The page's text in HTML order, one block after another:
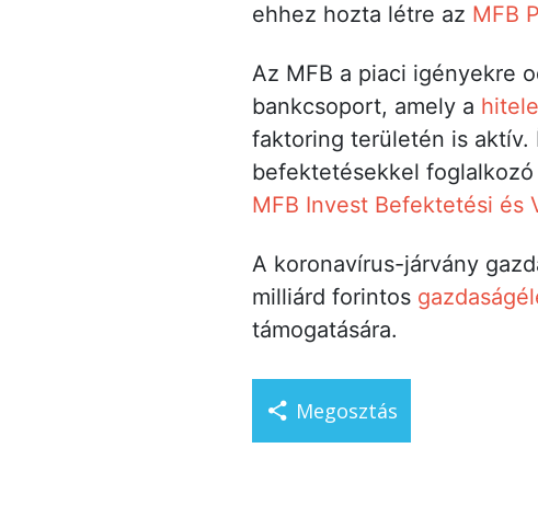
ehhez hozta létre az MFB
Az MFB a piaci igényekre
bankcsoport, amely a
faktoring területén is aktív.
befektetésekkel foglalkozó
MFB Invest Befektetési és
A koronavírus-járvány
milliárd forintos
támogatására.
Megosztás